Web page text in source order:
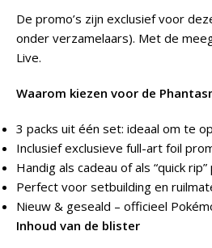
De promo’s zijn exclusief voor
onder verzamelaars). Met de
Live.
Waarom kiezen voor de
3 packs uit één set: ideaal om te
Inclusief exclusieve full-art foil
Handig als cadeau of als “quick
Perfect voor setbuilding en
Nieuw & geseald – officieel
Inhoud van de blister